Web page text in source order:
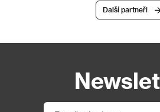
Další partneři